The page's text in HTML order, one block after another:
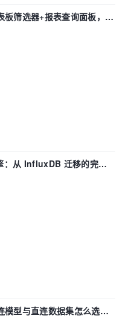
筛选器+报表查询面板，参
：从 InfluxDB 迁移的完整
型与直连数据集怎么选，